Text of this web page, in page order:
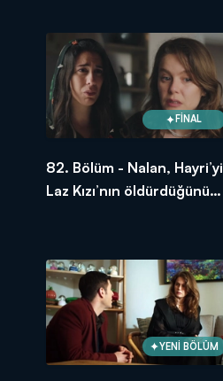
FİNAL
82. Bölüm - Nalan, Hayri’yi
Laz Kızı’nın öldürdüğünü
YENİ BÖLÜM